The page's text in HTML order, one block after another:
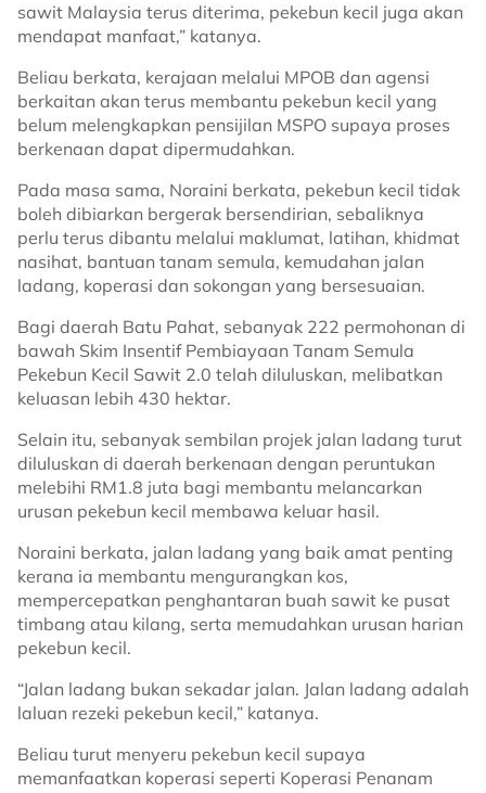
sawit Malaysia terus diterima, pekebun kecil juga akan
mendapat manfaat,” katanya.
Beliau berkata, kerajaan melalui MPOB dan agensi
berkaitan akan terus membantu pekebun kecil yang
belum melengkapkan pensijilan MSPO supaya proses
berkenaan dapat dipermudahkan.
Pada masa sama, Noraini berkata, pekebun kecil tidak
boleh dibiarkan bergerak bersendirian, sebaliknya
perlu terus dibantu melalui maklumat, latihan, khidmat
nasihat, bantuan tanam semula, kemudahan jalan
ladang, koperasi dan sokongan yang bersesuaian.
Bagi daerah Batu Pahat, sebanyak 222 permohonan di
bawah Skim Insentif Pembiayaan Tanam Semula
Pekebun Kecil Sawit 2.0 telah diluluskan, melibatkan
keluasan lebih 430 hektar.
Selain itu, sebanyak sembilan projek jalan ladang turut
diluluskan di daerah berkenaan dengan peruntukan
melebihi RM1.8 juta bagi membantu melancarkan
urusan pekebun kecil membawa keluar hasil.
Noraini berkata, jalan ladang yang baik amat penting
kerana ia membantu mengurangkan kos,
mempercepatkan penghantaran buah sawit ke pusat
timbang atau kilang, serta memudahkan urusan harian
pekebun kecil.
“Jalan ladang bukan sekadar jalan. Jalan ladang adalah
laluan rezeki pekebun kecil,” katanya.
Beliau turut menyeru pekebun kecil supaya
memanfaatkan koperasi seperti Koperasi Penanam